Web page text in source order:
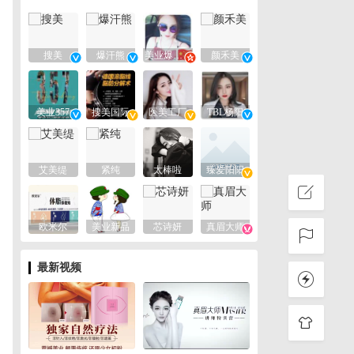
搜美 爆汗熊 美业爆款平台 颜禾美
美业357 搜美国际 医美工厂 TBL杨阳
艾美缇 紧纯 太棒啦 臻爱阳阳
欧米尔 美业新品 芯诗妍 真眉大师
最新视频